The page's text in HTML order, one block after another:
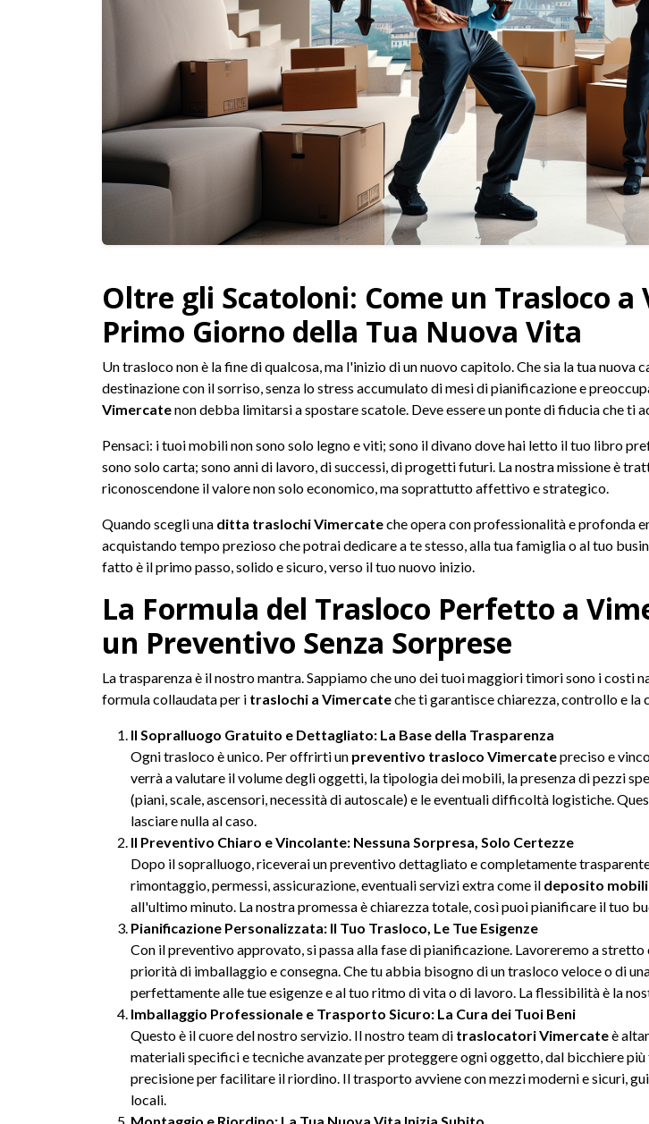
Oltre gli Scatoloni: Come un Trasloco
Primo Giorno della Tua Nuova Vita
Un trasloco non è la fine di qualcosa, ma l'inizio di un nuovo capitolo. Che sia la tua
destinazione con il sorriso, senza lo stress accumulato di mesi di pianificazione e
Vimercatenon debba limitarsi a spostare scatole. Deve essere un ponte di fiducia che ti
Pensaci: i tuoi mobili non sono solo legno e viti; sono il divano dove hai letto il tuo libro
sono solo carta; sono anni di lavoro, di successi, di progetti futuri. La nostra missione è
riconoscendone il valore non solo economico, ma soprattutto affettivo e strategico.
Quando scegli una ditta traslochi Vimercateche opera con professionalità e profonda
acquistando tempo prezioso che potrai dedicare a te stesso, alla tua famiglia o al tuo
fatto è il primo passo, solido e sicuro, verso il tuo nuovo inizio.
La Formula del Trasloco Perfetto a
un Preventivo Senza Sorprese
La trasparenza è il nostro mantra. Sappiamo che uno dei tuoi maggiori timori sono i costi
formula collaudata per i traslochi a Vimercateche ti garantisce chiarezza, controllo e la
Il Sopralluogo Gratuito e Dettagliato: La Base della Trasparenza
Ogni trasloco è unico. Per offrirti un preventivo trasloco Vimercatepreciso e
verrà a valutare il volume degli oggetti, la tipologia dei mobili, la presenza di pezzi
(piani, scale, ascensori, necessità di autoscale) e le eventuali difficoltà logistiche.
lasciare nulla al caso.
Il Preventivo Chiaro e Vincolante: Nessuna Sorpresa, Solo Certezze
Dopo il sopralluogo, riceverai un preventivo dettagliato e completamente
rimontaggio, permessi, assicurazione, eventuali servizi extra come il deposito
all'ultimo minuto. La nostra promessa è chiarezza totale, così puoi pianificare il tuo
Pianificazione Personalizzata: Il Tuo Trasloco, Le Tue Esigenze
Con il preventivo approvato, si passa alla fase di pianificazione. Lavoreremo a
priorità di imballaggio e consegna. Che tu abbia bisogno di un trasloco veloce o di
perfettamente alle tue esigenze e al tuo ritmo di vita o di lavoro. La flessibilità è la
Imballaggio Professionale e Trasporto Sicuro: La Cura dei Tuoi Beni
Questo è il cuore del nostro servizio. Il nostro team di traslocatori Vimercateè
materiali specifici e tecniche avanzate per proteggere ogni oggetto, dal bicchiere
precisione per facilitare il riordino. Il trasporto avviene con mezzi moderni e sicuri,
locali.